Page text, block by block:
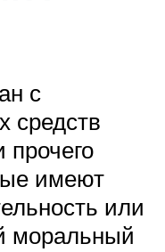
с
средств
прочего
имеют
или
моральный